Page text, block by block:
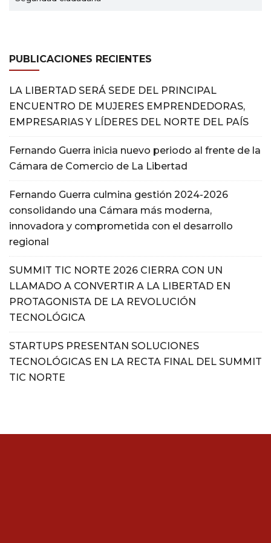
PUBLICACIONES RECIENTES
LA LIBERTAD SERÁ SEDE DEL PRINCIPAL
ENCUENTRO DE MUJERES EMPRENDEDORAS,
EMPRESARIAS Y LÍDERES DEL NORTE DEL PAÍS
Fernando Guerra inicia nuevo periodo al frente de la
Cámara de Comercio de La Libertad
Fernando Guerra culmina gestión 2024-2026
consolidando una Cámara más moderna,
innovadora y comprometida con el desarrollo
regional
SUMMIT TIC NORTE 2026 CIERRA CON UN
LLAMADO A CONVERTIR A LA LIBERTAD EN
PROTAGONISTA DE LA REVOLUCIÓN
TECNOLÓGICA
STARTUPS PRESENTAN SOLUCIONES
TECNOLÓGICAS EN LA RECTA FINAL DEL SUMMIT
TIC NORTE